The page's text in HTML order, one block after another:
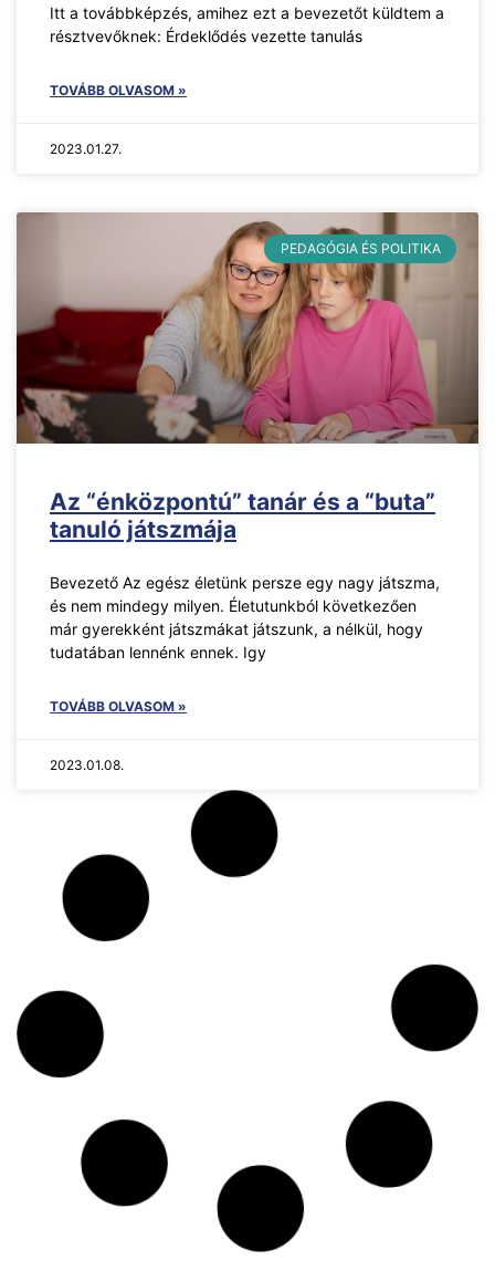
Itt a továbbképzés, amihez ezt a bevezetőt küldtem a
résztvevőknek: Érdeklődés vezette tanulás
TOVÁBB OLVASOM »
2023.01.27.
PEDAGÓGIA ÉS POLITIKA
Az “énközpontú” tanár és a “buta”
tanuló játszmája
Bevezető Az egész életünk persze egy nagy játszma,
és nem mindegy milyen. Életutunkból következően
már gyerekként játszmákat játszunk, a nélkül, hogy
tudatában lennénk ennek. Igy
TOVÁBB OLVASOM »
2023.01.08.